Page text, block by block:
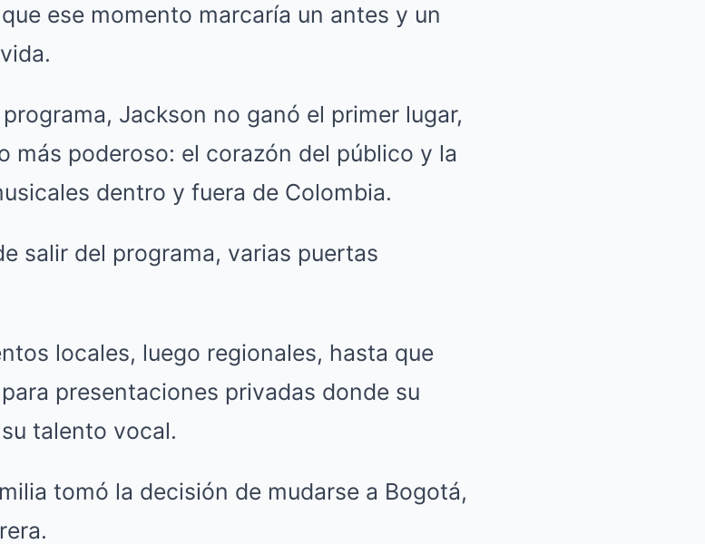
ese momento marcaría un antes y un
Jackson no ganó el primer lugar,
más poderoso: el corazón del público y la
dentro y fuera de Colombia.
salir del programa, varias puertas
locales, luego regionales, hasta que
presentaciones privadas donde su
talento vocal.
tomó la decisión de mudarse a Bogotá,